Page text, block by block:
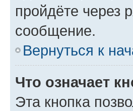
пройдёте через
сообщение.
Вернуться к
Что означает
Эта кнопка